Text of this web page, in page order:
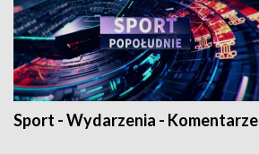
Sport - Wydarzenia - Komentarze